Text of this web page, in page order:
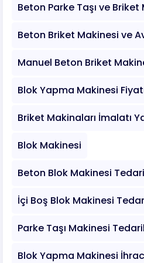
Beton Parke Taşı ve Briket
Beton Briket Makinesi ve
Manuel Beton Briket
Blok Yapma Makinesi
Briket Makinaları İmalatı
Blok Makinesi
Beton Blok Makinesi
İçi Boş Blok Makinesi
Parke Taşı Makinesi
Blok Yapma Makinesi